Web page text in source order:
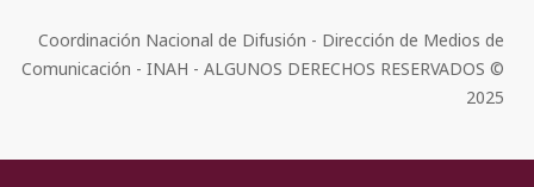
Coordinación Nacional de Difusión - Dirección de Medios de
Comunicación - INAH - ALGUNOS DERECHOS RESERVADOS ©
2025